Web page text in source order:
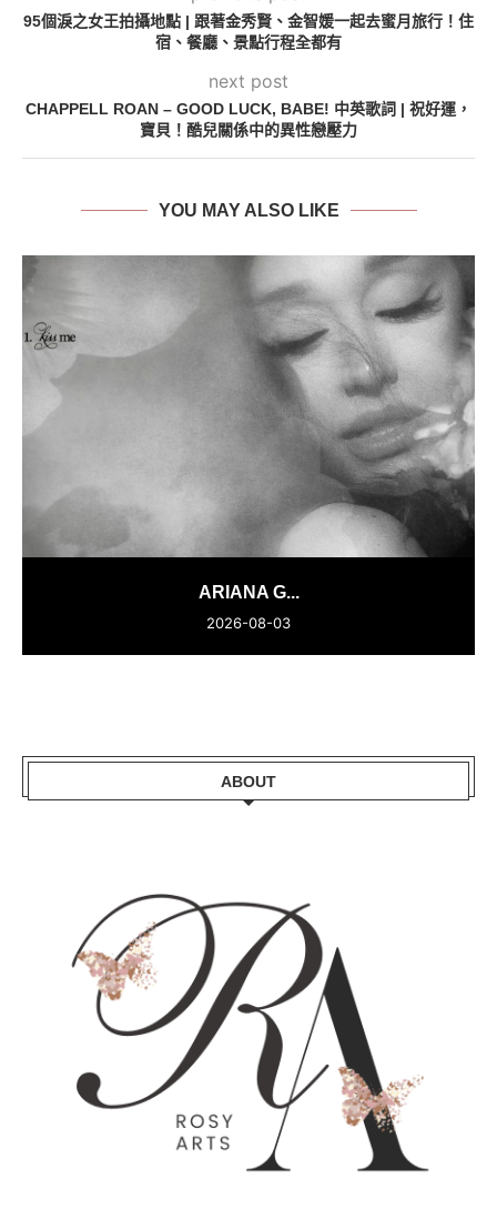
95個淚之女王拍攝地點 | 跟著金秀賢、金智媛一起去蜜月旅行！住
宿、餐廳、景點行程全都有
next post
CHAPPELL ROAN – GOOD LUCK, BABE! 中英歌詞 | 祝好運，
寶貝！酷兒關係中的異性戀壓力
YOU MAY ALSO LIKE
ARIANA G...
2026-08-03
ABOUT